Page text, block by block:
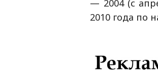
— 2004 (с
2010 года по